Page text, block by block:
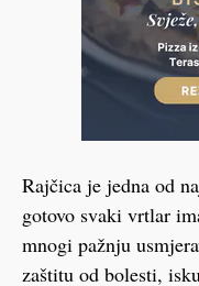
Rajčica je jedna od
gotovo svaki vrtlar
mnogi pažnju
zaštitu od bolesti,